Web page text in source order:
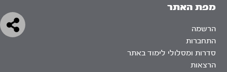
מפת האתר
הרשמה
התחברות
סדרות ומסלולי לימוד באתר
הרצאות